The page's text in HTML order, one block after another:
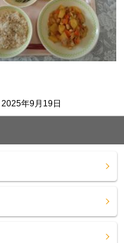
2025年9月19日